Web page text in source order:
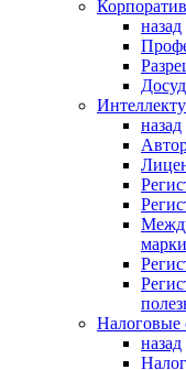
назад
назад
марки
Налоговые
назад